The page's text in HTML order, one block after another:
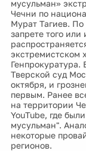
мусульман»
Чечни по
Мурат Тагиев.
запрете того или
экстремистском
Генпрокуратура.
Тверской суд
октября, и
первым. Ранее
на территории
YouTube, где
мусульман".
некоторые
регионов.